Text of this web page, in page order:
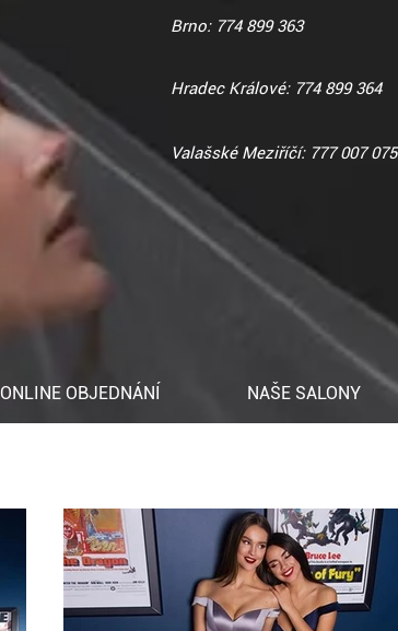
Brno: 774 899 363
Hradec Králové: 774 899 364
Valašské Meziříčí: 777 007 075
ONLINE OBJEDNÁNÍ NAŠE SALONY